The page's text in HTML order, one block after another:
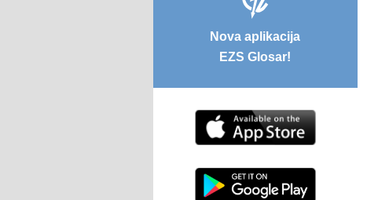
Nova aplikacija
EZS Glosar!